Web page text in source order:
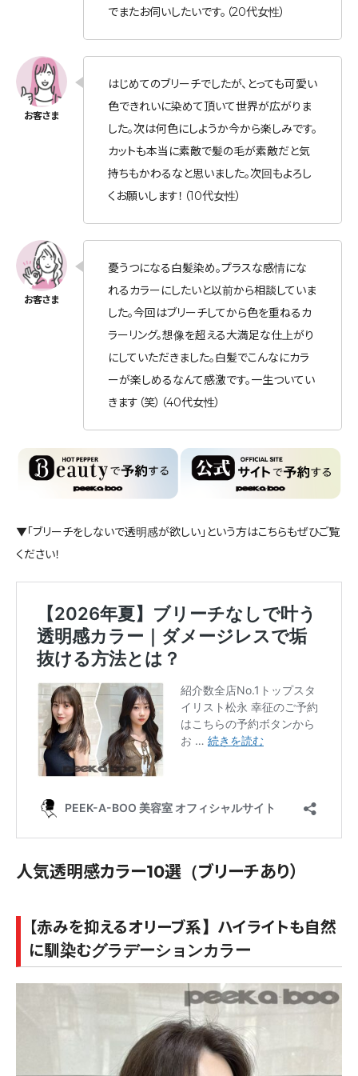
でまたお伺いしたいです。（20代女性）
はじめてのブリーチでしたが、とっても可愛い
色できれいに染めて頂いて世界が広がりま
した。次は何色にしようか今から楽しみです。
カットも本当に素敵で髪の毛が素敵だと気
持ちもかわるなと思いました。次回もよろし
くお願いします！（10代女性）
憂うつになる白髪染め。プラスな感情にな
れるカラーにしたいと以前から相談していま
した。今回はブリーチしてから色を重ねるカ
ラーリング。想像を超える大満足な仕上がり
にしていただきました。白髪でこんなにカラ
ーが楽しめるなんて感激です。一生ついてい
きます（笑）（40代女性）
▼「ブリーチをしないで透明感が欲しい」という方はこちらもぜひご覧
ください！
人気透明感カラー10選（ブリーチあり）
【赤みを抑えるオリーブ系】ハイライトも自然
に馴染むグラデーションカラー